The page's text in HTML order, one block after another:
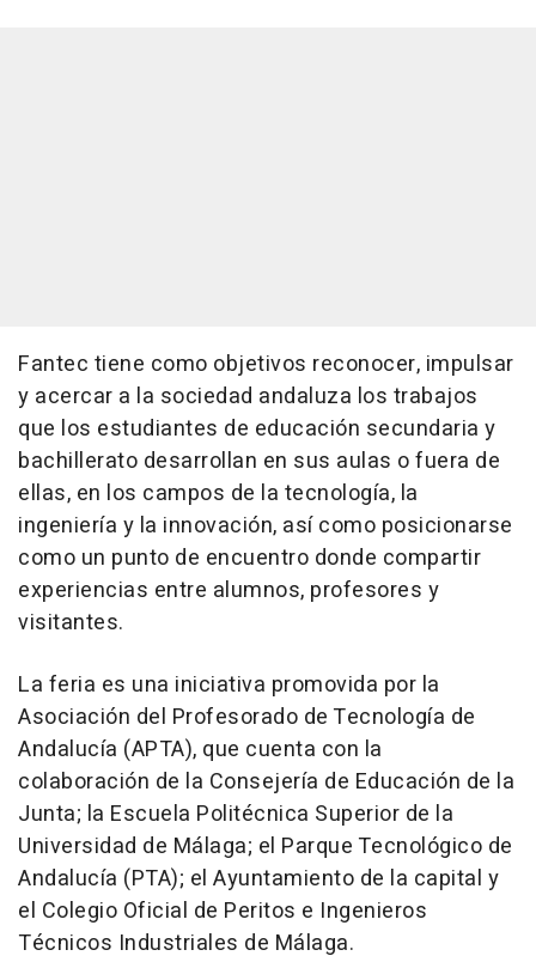
Fantec tiene como objetivos reconocer, impulsar
y acercar a la sociedad andaluza los trabajos
que los estudiantes de educación secundaria y
bachillerato desarrollan en sus aulas o fuera de
ellas, en los campos de la tecnología, la
ingeniería y la innovación, así como posicionarse
como un punto de encuentro donde compartir
experiencias entre alumnos, profesores y
visitantes.
La feria es una iniciativa promovida por la
Asociación del Profesorado de Tecnología de
Andalucía (APTA), que cuenta con la
colaboración de la Consejería de Educación de la
Junta; la Escuela Politécnica Superior de la
Universidad de Málaga; el Parque Tecnológico de
Andalucía (PTA); el Ayuntamiento de la capital y
el Colegio Oficial de Peritos e Ingenieros
Técnicos Industriales de Málaga.